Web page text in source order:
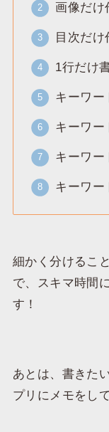
画像だけ
目次だけ
1行だけ
キーワー
キーワー
キーワー
キーワー
細かく分けるこ
で、スキマ時間
す！
あとは、書きた
プリにメモをし